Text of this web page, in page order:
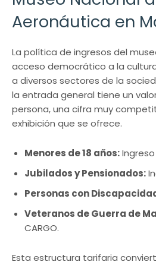
Aeronáutica en
La política de ingresos del
acceso democrático a la
a diversos sectores de la
la entrada general tiene un
persona, una cifra muy
exhibición que se ofrece.
Menores de 18 años:Ingreso
Jubilados y Pensionados:
Personas con
Veteranos de Guerra de
CARGO.
Esta estructura tarifaria